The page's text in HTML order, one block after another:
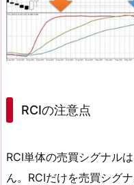
RCIの注意点
RCI単体の売買シグナル
ん。RCIだけを売買シグ